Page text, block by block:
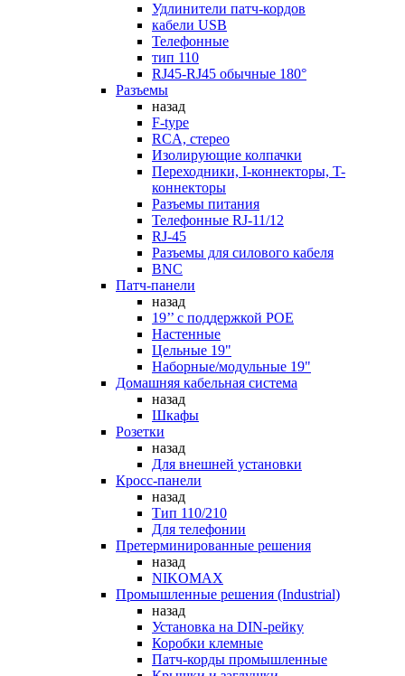
Удлинители патч-кордов
кабели USB
Телефонные
тип 110
RJ45-RJ45 обычные 180°
Разъемы
назад
F-type
RCA, стерео
Изолирующие колпачки
Переходники, I-коннекторы, T-
коннекторы
Разъемы питания
Телефонные RJ-11/12
RJ-45
Разъемы для силового кабеля
BNC
Патч-панели
назад
19’’ с поддержкой POE
Настенные
Цельные 19"
Наборные/модульные 19"
Домашняя кабельная система
назад
Шкафы
Розетки
назад
Для внешней установки
Кросс-панели
назад
Тип 110/210
Для телефонии
Претерминированные решения
назад
NIKOMAX
Промышленные решения (Industrial)
назад
Установка на DIN-рейку
Коробки клемные
Патч-корды промышленные